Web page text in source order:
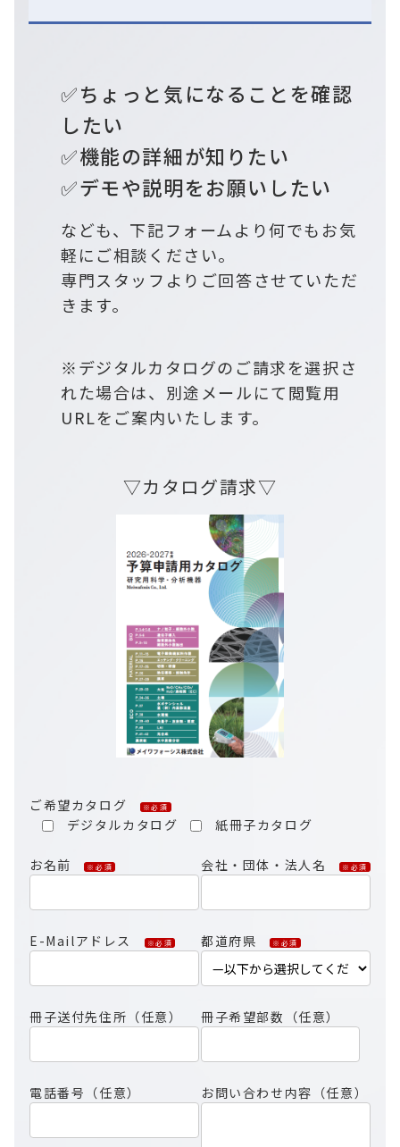
✅ちょっと気になることを確認
したい
✅機能の詳細が知りたい
✅デモや説明をお願いしたい
なども、下記フォームより何でもお気
軽にご相談ください。
専門スタッフよりご回答させていただ
きます。
※デジタルカタログのご請求を選択さ
れた場合は、別途メールにて閲覧用
URLをご案内いたします。
▽カタログ請求▽
ご希望カタログ ※必須
デジタルカタログ 紙冊子カタログ
お名前 ※必須 会社・団体・法人名 ※必須
E-Mailアドレス ※必須 都道府県 ※必須
冊子送付先住所（任意） 冊子希望部数（任意）
電話番号（任意） お問い合わせ内容（任意）